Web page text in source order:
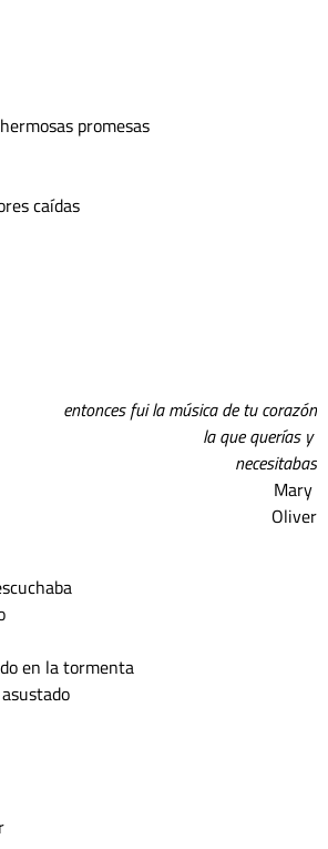
promesas
caídas
entonces fui la música de tu corazón
necesitabas
Oliver
en la tormenta